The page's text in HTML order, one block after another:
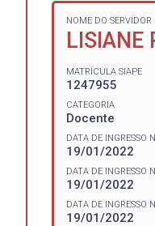
NOME DO SERVIDOR
LISIANE
MATRÍCULA SIAPE
1247955
CATEGORIA
Docente
DATA DE INGRESSO
19/01/2022
DATA DE INGRESSO
19/01/2022
DATA DE INGRESSO
19/01/2022